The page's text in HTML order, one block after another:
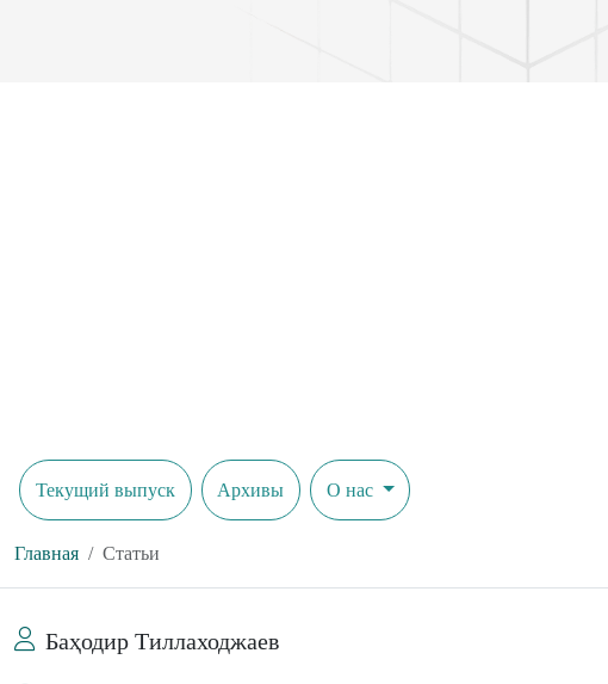
Текущий выпуск Архивы О нас
Главная Статьи
Баҳодир Тиллаходжаев